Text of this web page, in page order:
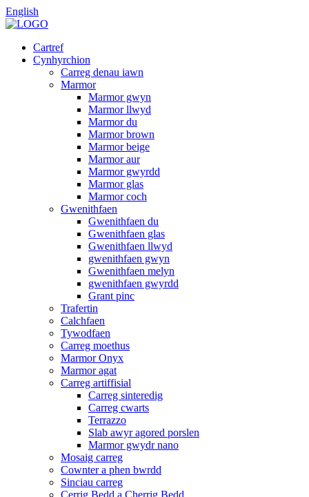
English
Cartref
Cynhyrchion
Carreg denau iawn
Marmor
Marmor gwyn
Marmor llwyd
Marmor du
Marmor brown
Marmor beige
Marmor aur
Marmor gwyrdd
Marmor glas
Marmor coch
Gwenithfaen
Gwenithfaen du
Gwenithfaen glas
Gwenithfaen llwyd
gwenithfaen gwyn
Gwenithfaen melyn
gwenithfaen gwyrdd
Grant pinc
Trafertin
Calchfaen
Tywodfaen
Carreg moethus
Marmor Onyx
Marmor agat
Carreg artiffisial
Carreg sinteredig
Carreg cwarts
Terrazzo
Slab awyr agored porslen
Marmor gwydr nano
Mosaig carreg
Cownter a phen bwrdd
Sinciau carreg
Cerrig Bedd a Cherrig Bedd